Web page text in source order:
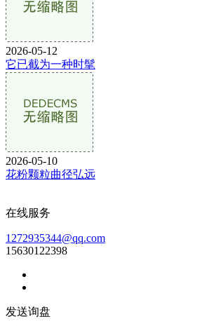
2026-05-12
它已截为一种时髦
2026-05-10
花粉颗粒曲径弘远
在线服务
1272935344@qq.com
15630122398
发送询盘